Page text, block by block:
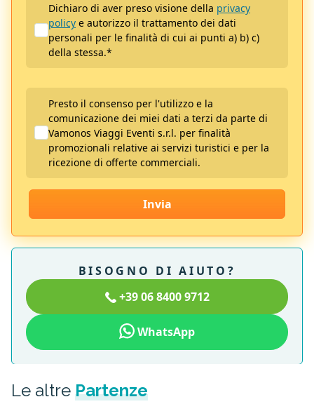
Dichiaro di aver preso visione della privacy
policy e autorizzo il trattamento dei dati
personali per le finalità di cui ai punti a) b) c)
della stessa.*
Presto il consenso per l'utilizzo e la
comunicazione dei miei dati a terzi da parte di
Vamonos Viaggi Eventi s.r.l. per finalità
promozionali relative ai servizi turistici e per la
ricezione di offerte commerciali.
Invia
BISOGNO DI AIUTO?
+39 06 8400 9712
WhatsApp
Le altre Partenze